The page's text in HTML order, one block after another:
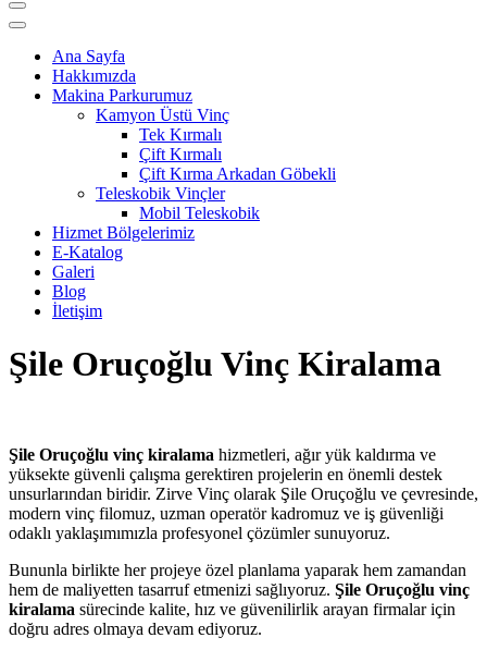
Ana Sayfa
Hakkımızda
Makina Parkurumuz
Kamyon Üstü Vinç
Tek Kırmalı
Çift Kırmalı
Çift Kırma Arkadan Göbekli
Teleskobik Vinçler
Mobil Teleskobik
Hizmet Bölgelerimiz
E-Katalog
Galeri
Blog
İletişim
Şile Oruçoğlu Vinç Kiralama
Şile Oruçoğlu vinç kiralama hizmetleri, ağır yük kaldırma ve
yüksekte güvenli çalışma gerektiren projelerin en önemli destek
unsurlarından biridir. Zirve Vinç olarak Şile Oruçoğlu ve çevresinde,
modern vinç filomuz, uzman operatör kadromuz ve iş güvenliği
odaklı yaklaşımımızla profesyonel çözümler sunuyoruz.
Bununla birlikte her projeye özel planlama yaparak hem zamandan
hem de maliyetten tasarruf etmenizi sağlıyoruz. Şile Oruçoğlu vinç
kiralama sürecinde kalite, hız ve güvenilirlik arayan firmalar için
doğru adres olmaya devam ediyoruz.